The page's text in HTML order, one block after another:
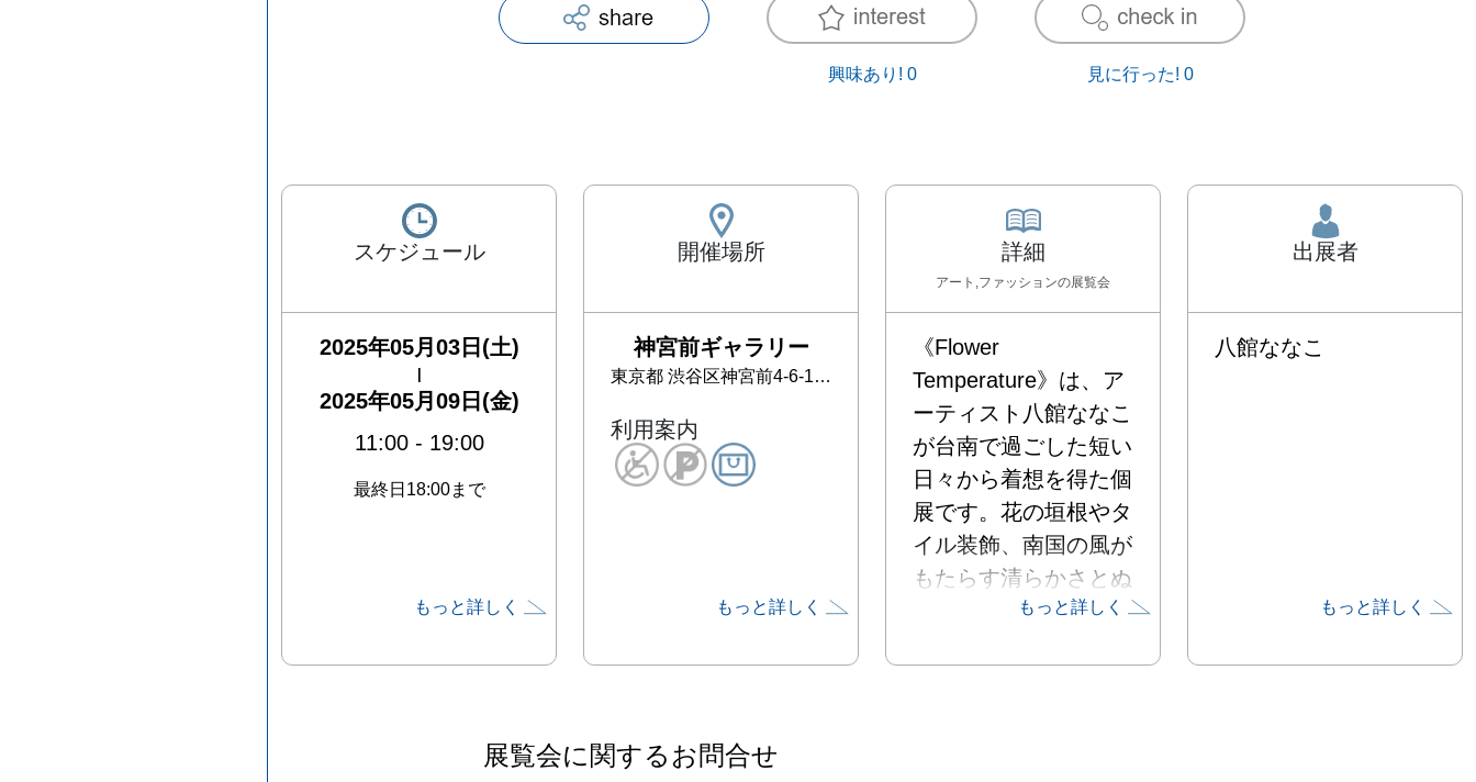
興味あり! 0 見に行った! 0
スケジュール
2025年05月03日(土)
2025年05月09日(金)
11:00- 19:00
最終日18:00まで
もっと詳しく
開催場所
神宮前ギャラリー
東京都 渋谷区神宮前4-6-11-1F
利用案内
もっと詳しく
詳細
アート,ファッションの展覧会
《Flower
Temperature》は、ア
ーティスト八館ななこ
が台南で過ごした短い
日々から着想を得た個
展です。花の垣根やタ
イル装飾、南国の風が
もたらす清らかさとぬ
くもり――彼女は台南
もっと詳しく
出展者
八館ななこ
もっと詳しく
展覧会に関するお問合せ